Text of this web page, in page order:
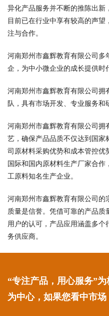
异化产品服务并不断的推陈出新
目前已在行业中享有较高的声
注与合作。
河南郑州市鑫辉教育有限公司多
企，为中小微企业的成长提供时
河南郑州市鑫辉教育有限公司拥
队，具有市场开发、专业服务和
河南郑州市鑫辉教育有限公司拥
艺，确保产品品质不仅达到国家
司原材料采购优势和成本管控优
国际和国内原材料生产厂家合
工原料知名生产企业。
河南郑州市鑫辉教育有限公司的
质量是信誉。凭借可靠的产品
用户的认可，产品应用涵盖多个
务供应商。
“专注产品，用心服务”
为中心，如果您看中市场